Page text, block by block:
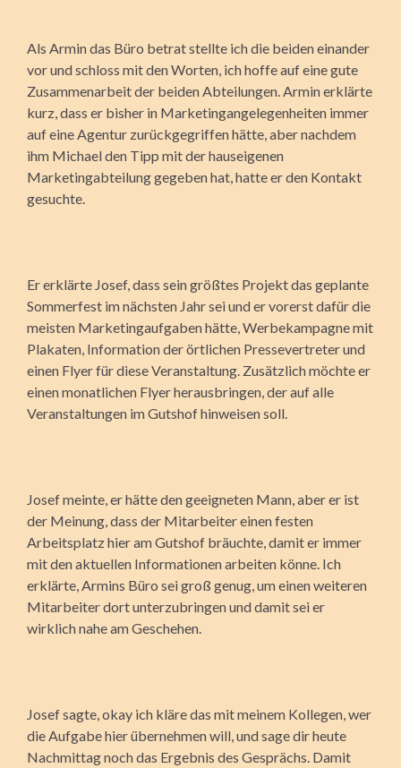
Als Armin das Büro betrat stellte ich die beiden einander
vor und schloss mit den Worten, ich hoffe auf eine gute
Zusammenarbeit der beiden Abteilungen. Armin erklärte
kurz, dass er bisher in Marketingangelegenheiten immer
auf eine Agentur zurückgegriffen hätte, aber nachdem
ihm Michael den Tipp mit der hauseigenen
Marketingabteilung gegeben hat, hatte er den Kontakt
gesuchte.
Er erklärte Josef, dass sein größtes Projekt das geplante
Sommerfest im nächsten Jahr sei und er vorerst dafür die
meisten Marketingaufgaben hätte, Werbekampagne mit
Plakaten, Information der örtlichen Pressevertreter und
einen Flyer für diese Veranstaltung. Zusätzlich möchte er
einen monatlichen Flyer herausbringen, der auf alle
Veranstaltungen im Gutshof hinweisen soll.
Josef meinte, er hätte den geeigneten Mann, aber er ist
der Meinung, dass der Mitarbeiter einen festen
Arbeitsplatz hier am Gutshof bräuchte, damit er immer
mit den aktuellen Informationen arbeiten könne. Ich
erklärte, Armins Büro sei groß genug, um einen weiteren
Mitarbeiter dort unterzubringen und damit sei er
wirklich nahe am Geschehen.
Josef sagte, okay ich kläre das mit meinem Kollegen, wer
die Aufgabe hier übernehmen will, und sage dir heute
Nachmittag noch das Ergebnis des Gesprächs. Damit